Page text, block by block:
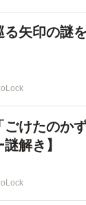
る矢印の謎
ごけたのか
解き】